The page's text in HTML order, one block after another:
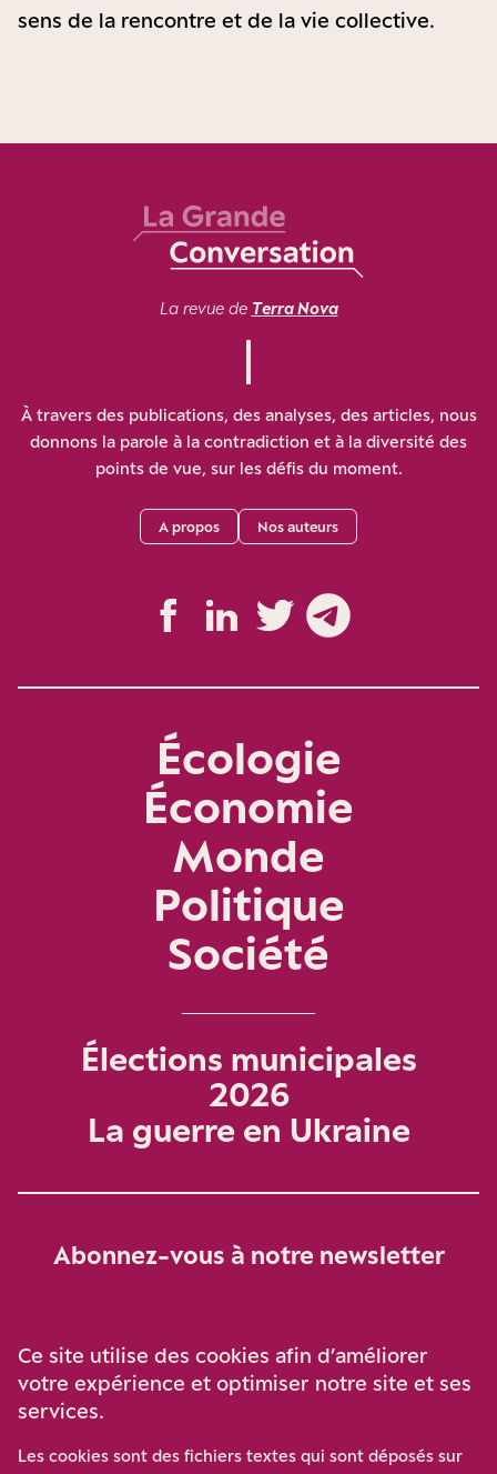
sens de la rencontre et de la vie collective.
La revue de Terra Nova
À travers des publications, des analyses, des articles, nous
donnons la parole à la contradiction et à la diversité des
points de vue, sur les défis du moment.
A propos Nos auteurs
Écologie
Économie
Monde
Politique
Société
Élections municipales
2026
La guerre en Ukraine
Abonnez-vous à notre newsletter
Ce site utilise des cookies afin d’améliorer
votre expérience et optimiser notre site et ses
services.
Les cookies sont des fichiers textes qui sont déposés sur